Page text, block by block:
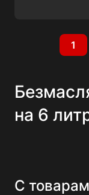
1
на 6
С